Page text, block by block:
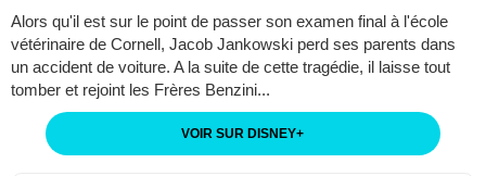
Alors qu'il est sur le point de passer son examen final à l'école
vétérinaire de Cornell, Jacob Jankowski perd ses parents dans
un accident de voiture. A la suite de cette tragédie, il laisse tout
tomber et rejoint les Frères Benzini...
VOIR SUR DISNEY+